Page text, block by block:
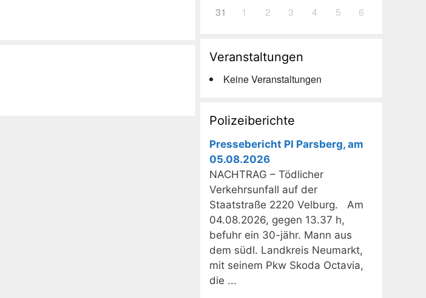
31
1 2 3 4 5 6
Veranstaltungen
Keine Veranstaltungen
Polizeiberichte
Pressebericht PI Parsberg, am
05.08.2026
NACHTRAG – Tödlicher
Verkehrsunfall auf der
Staatstraße 2220 Velburg. Am
04.08.2026, gegen 13.37 h,
befuhr ein 30-jähr. Mann aus
dem südl. Landkreis Neumarkt,
mit seinem Pkw Skoda Octavia,
die ...